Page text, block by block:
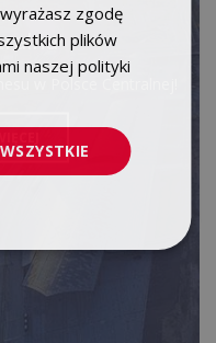
w Polsce Centralnej!
zgodę
plików
naszej polityki